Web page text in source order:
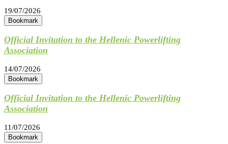
19/07/2026
Bookmark
Official Invitation to the Hellenic Powerlifting
Association
14/07/2026
Bookmark
Official Invitation to the Hellenic Powerlifting
Association
11/07/2026
Bookmark